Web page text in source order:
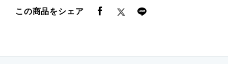
この商品をシェア